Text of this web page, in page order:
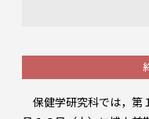
保健学研究科では，第